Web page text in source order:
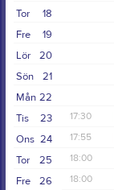
18
Tor
19
Fre
20
Lör
21
Sön
22
Mån
23
Tis 17:30
19:30
24
Ons 17:55
21:00
25
Tor 18:00
26
Fre 18:00